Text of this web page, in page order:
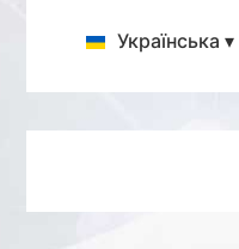
Українська ▾